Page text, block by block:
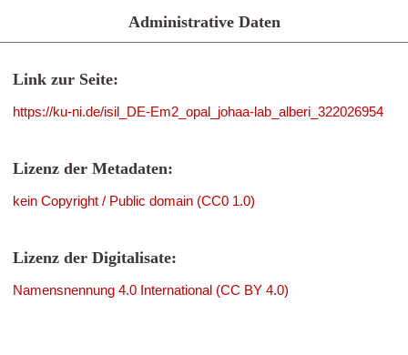
Administrative Daten
Link zur Seite:
https://ku-ni.de/isil_DE-Em2_opal_johaa-lab_alberi_322026954
Lizenz der Metadaten:
kein Copyright / Public domain (CC0 1.0)
Lizenz der Digitalisate:
Namensnennung 4.0 International (CC BY 4.0)